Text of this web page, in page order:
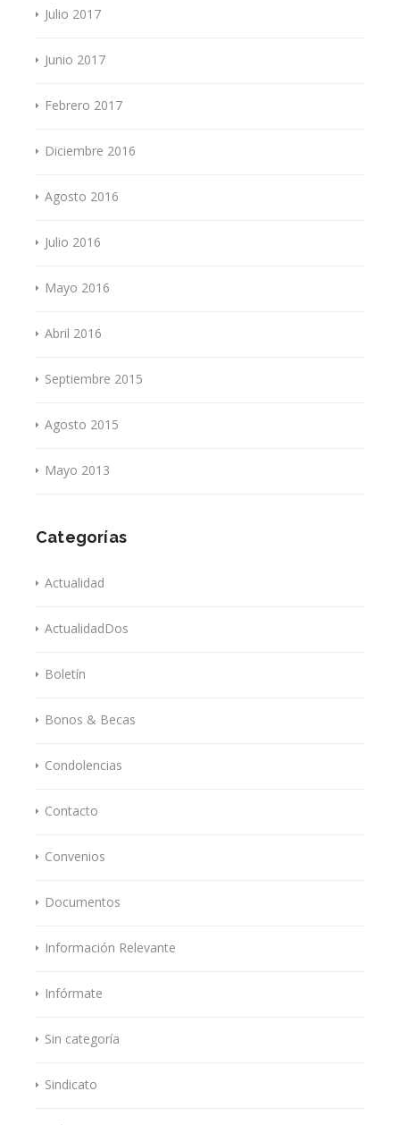
Julio 2017
Junio 2017
Febrero 2017
Diciembre 2016
Agosto 2016
Julio 2016
Mayo 2016
Abril 2016
Septiembre 2015
Agosto 2015
Mayo 2013
Categorías
Actualidad
ActualidadDos
Boletín
Bonos & Becas
Condolencias
Contacto
Convenios
Documentos
Información Relevante
Infórmate
Sin categoría
Sindicato